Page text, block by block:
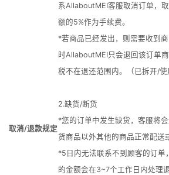
取消/退款规定
系AllaboutMEI客服取消订单，
额的5%作为手续费。
*若商品已经发出，则需要收到
时AllaboutMEI只会退回该订单
税不在退还范围内。（已拆开/使
2.缺货/断货
*您的订单中发生缺货，客服将
货商品以外其他的商品正常配送
*5日内无法联系不到顾客的订单
的金额会在3~7个工作日内处理